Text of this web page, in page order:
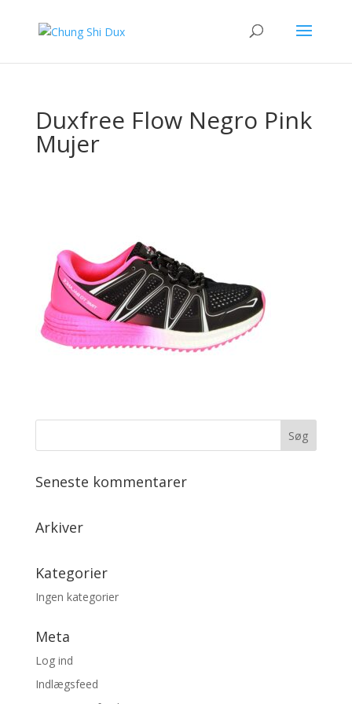
Duxfree Flow Negro Pink
Mujer
Seneste kommentarer
Arkiver
Kategorier
Ingen kategorier
Meta
Log ind
Indlægsfeed